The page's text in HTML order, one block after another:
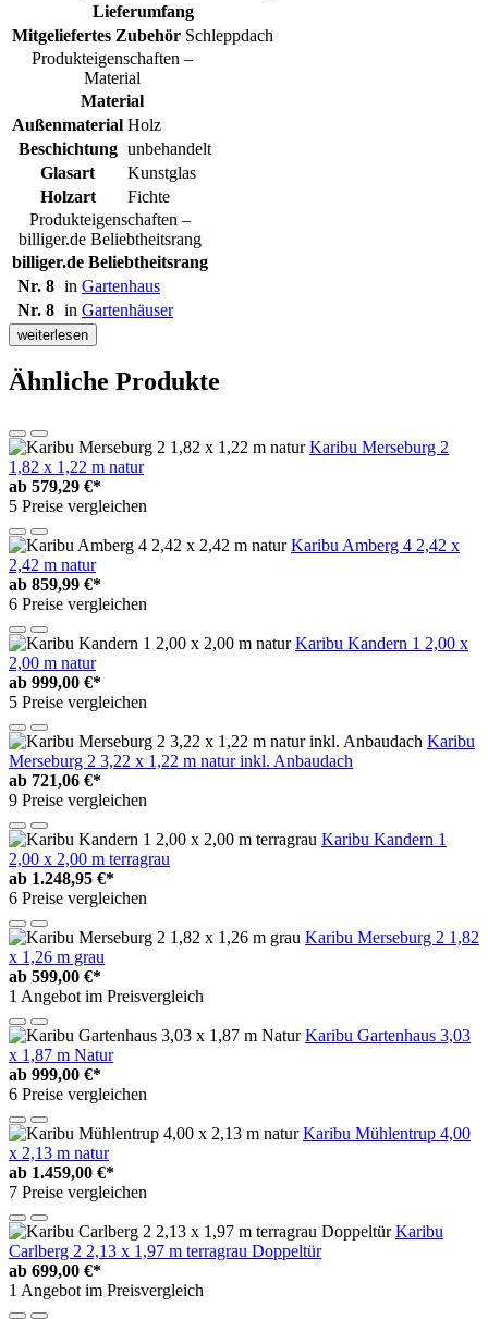
Lieferumfang
Mitgeliefertes Zubehör Schleppdach
Produkteigenschaften –
Material
Material
Außenmaterial Holz
Beschichtung unbehandelt
Glasart
Kunstglas
Holzart
Fichte
Produkteigenschaften –
billiger.de Beliebtheitsrang
billiger.de Beliebtheitsrang
Nr. 8 in Gartenhaus
Nr. 8 in Gartenhäuser
weiterlesen
Ähnliche Produkte
Karibu Merseburg 2
1,82 x 1,22 m natur
ab 579,29 €*
5 Preise vergleichen
Karibu Amberg 4 2,42 x
2,42 m natur
ab 859,99 €*
6 Preise vergleichen
Karibu Kandern 1 2,00 x
2,00 m natur
ab 999,00 €*
5 Preise vergleichen
Karibu
Merseburg 2 3,22 x 1,22 m natur inkl. Anbaudach
ab 721,06 €*
9 Preise vergleichen
Karibu Kandern 1
2,00 x 2,00 m terragrau
ab 1.248,95 €*
6 Preise vergleichen
Karibu Merseburg 2 1,82
x 1,26 m grau
ab 599,00 €*
1 Angebot im Preisvergleich
Karibu Gartenhaus 3,03
x 1,87 m Natur
ab 999,00 €*
6 Preise vergleichen
Karibu Mühlentrup 4,00
x 2,13 m natur
ab 1.459,00 €*
7 Preise vergleichen
Karibu
Carlberg 2 2,13 x 1,97 m terragrau Doppeltür
ab 699,00 €*
1 Angebot im Preisvergleich